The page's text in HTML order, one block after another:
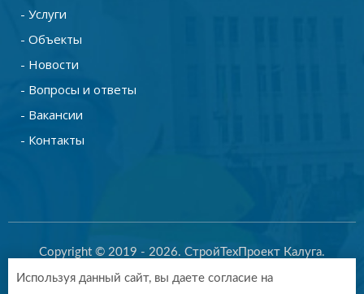
- Услуги
- Объекты
- Новости
- Вопросы и ответы
- Вакансии
- Контакты
Copyright © 2019 - 2026. СтройТехПроект Калуга.
Разработка и продвижение -Vegas Studio
Используя данный сайт, вы даете согласие на